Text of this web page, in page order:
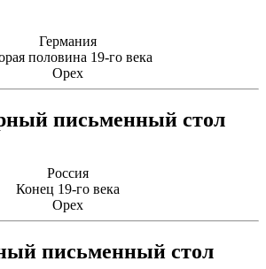
Германия
половина 19-го века
Орех
письменный стол
Россия
Конец 19-го века
Орех
письменный стол